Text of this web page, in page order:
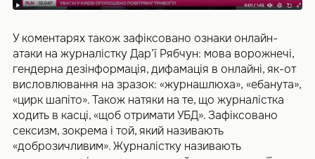
У коментарях також зафіксовано ознаки онлайн-
атаки на журналістку Дар’ї Рябчун: мова ворожнечі,
гендерна дезінформація, дифамація в онлайні, як-от
висловлювання на зразок: «журнашлюха», «ебанута»,
«цирк шапіто». Також натяки на те, що журналістка
ходить в касці, «щоб отримати УБД». Зафіксовано
сексизм, зокрема і той, який називають
«доброзичливим». Журналістку називають